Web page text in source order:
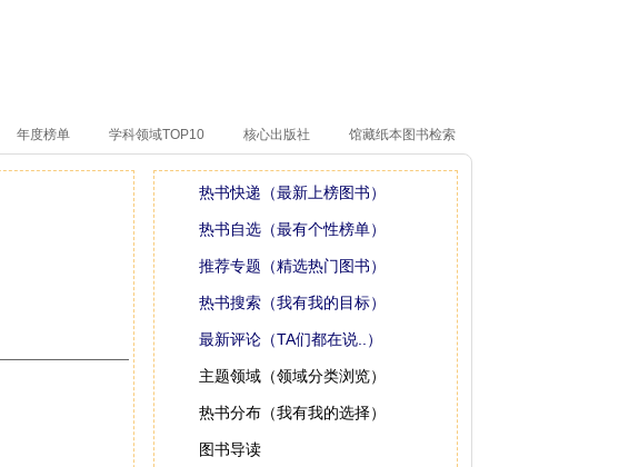
年度榜单 学科领域TOP10 核心出版社 馆藏纸本图书检索
热书快递（最新上榜图书）
热书自选（最有个性榜单）
推荐专题（精选热门图书）
热书搜索（我有我的目标）
最新评论（TA们都在说..）
主题领域（领域分类浏览）
热书分布（我有我的选择）
图书导读